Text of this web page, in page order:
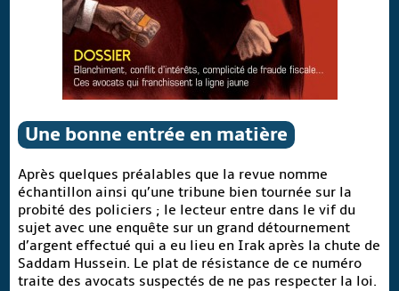
Une bonne entrée en matière
Après quelques préalables que la revue nomme
échantillon ainsi qu’une tribune bien tournée sur la
probité des policiers ; le lecteur entre dans le vif du
sujet avec une enquête sur un grand détournement
d’argent effectué qui a eu lieu en Irak après la chute de
Saddam Hussein. Le plat de résistance de ce numéro
traite des avocats suspectés de ne pas respecter la loi.